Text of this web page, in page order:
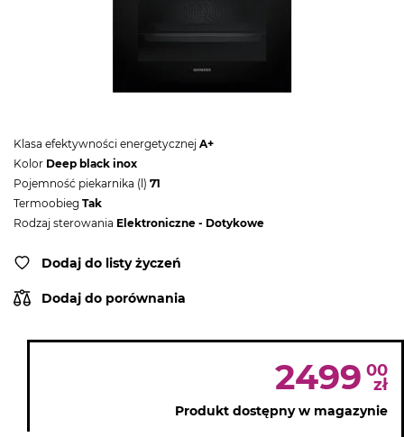
Klasa efektywności energetycznej A+
Kolor Deep black inox
Pojemność piekarnika (l) 71
Termoobieg Tak
Rodzaj sterowania Elektroniczne - Dotykowe
Dodaj do listy życzeń
Dodaj do porównania
2499 00
zł
Produkt dostępny w magazynie